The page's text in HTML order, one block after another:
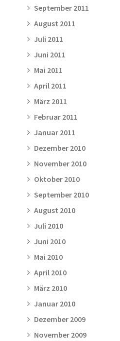
September 2011
August 2011
Juli 2011
Juni 2011
Mai 2011
April 2011
März 2011
Februar 2011
Januar 2011
Dezember 2010
November 2010
Oktober 2010
September 2010
August 2010
Juli 2010
Juni 2010
Mai 2010
April 2010
März 2010
Januar 2010
Dezember 2009
November 2009